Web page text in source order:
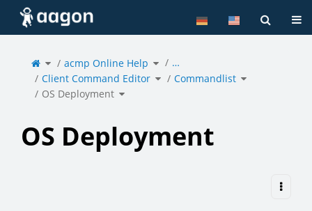
Home
Toggle
the
parent
tree
of
OS
Deployment.
acmp Online Help Toggle
the
hierarchy
tree
under
acmp
Online
Help.
…
Client Command Editor Toggle
the
hierarchy
tree
Commandlist Toggle
the
hierarchy
tree
OS Deployment Toggle
the
hierarchy
tree
OS Deployment